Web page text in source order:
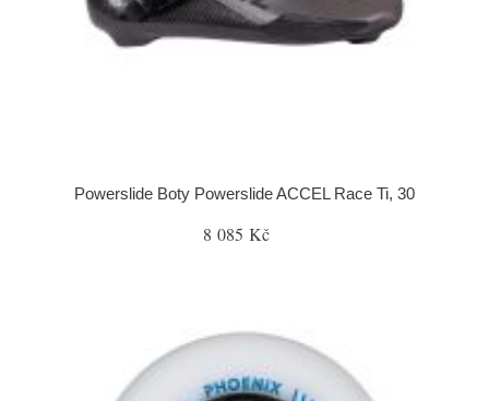
Powerslide Boty Powerslide ACCEL Race Ti, 30
8 085 Kč